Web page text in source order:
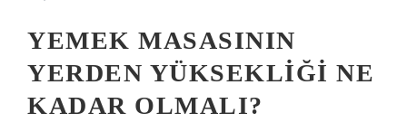
YEMEK MASASININ
YERDEN YÜKSEKLIĞI NE
KADAR OLMALI?